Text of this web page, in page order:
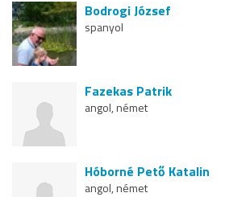
Bodrogi József
spanyol
Fazekas Patrik
angol, német
Hóborné Pető Katalin
angol, német